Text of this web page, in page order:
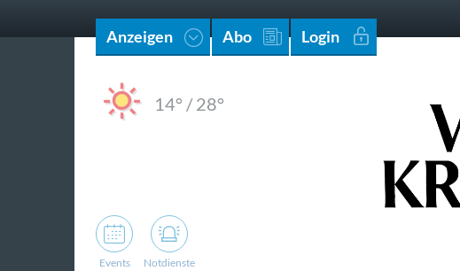
Anzeigen Abo Login
14° /28°
Events Notdienste